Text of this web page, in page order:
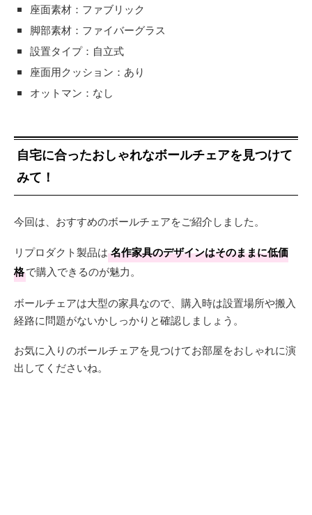
座面素材：ファブリック
脚部素材：ファイバーグラス
設置タイプ：自立式
座面用クッション：あり
オットマン：なし
自宅に合ったおしゃれなボールチェアを見つけて
みて！
今回は、おすすめのボールチェアをご紹介しました。
リプロダクト製品は 名作家具のデザインはそのままに低価
格で購入できるのが魅力。
ボールチェアは大型の家具なので、購入時は設置場所や搬入
経路に問題がないかしっかりと確認しましょう。
お気に入りのボールチェアを見つけてお部屋をおしゃれに演
出してくださいね。